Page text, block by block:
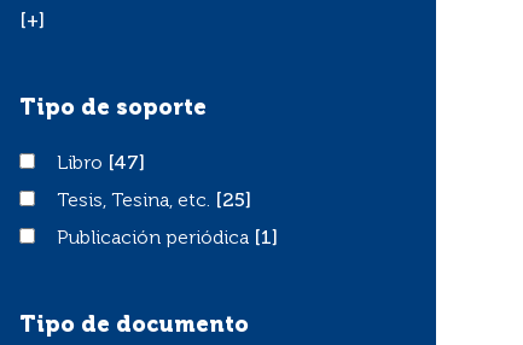
[+]
Tipo de soporte
LibroLibro
[47]
Tesis, Tesina, etc.
Tesis, Tesina, etc.
[25]
Publicación periódica
Publicación periódica [1]
Tipo de documento